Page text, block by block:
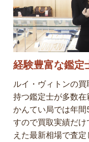
経験豊富な鑑定
ルイ・ヴィトンの
持つ鑑定士が多数在
かんてい局では年
すので買取実績だ
えた最新相場で査定